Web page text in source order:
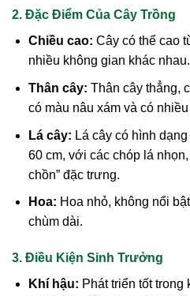
2. Đặc Điểm Của Cây Trồng
Chiều cao: Cây có thể cao
nhiều không gian khác nhau.
Thân cây: Thân cây thẳng,
có màu nâu xám và có nhiều
Lá cây: Lá cây có hình
60 cm, với các chóp lá
chồn” đặc trưng.
Hoa: Hoa nhỏ, không nổi
chùm dài.
3. Điều Kiện Sinh Trưởng
Khí hậu: Phát triển tốt